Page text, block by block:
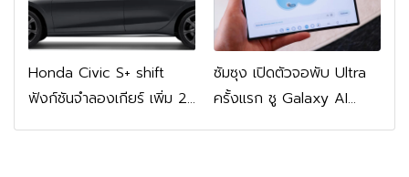
Honda Civic S+ shift
ฟังก์ชันจำลองเกียร์ เพิ่ม 2
หมื่นบาท
ซัมซุง เปิดตัวจอพับ Ultra
ครั้งแรก ชู Galaxy AI
เชื่อมมือถือ-นาฬิกา-แว่น